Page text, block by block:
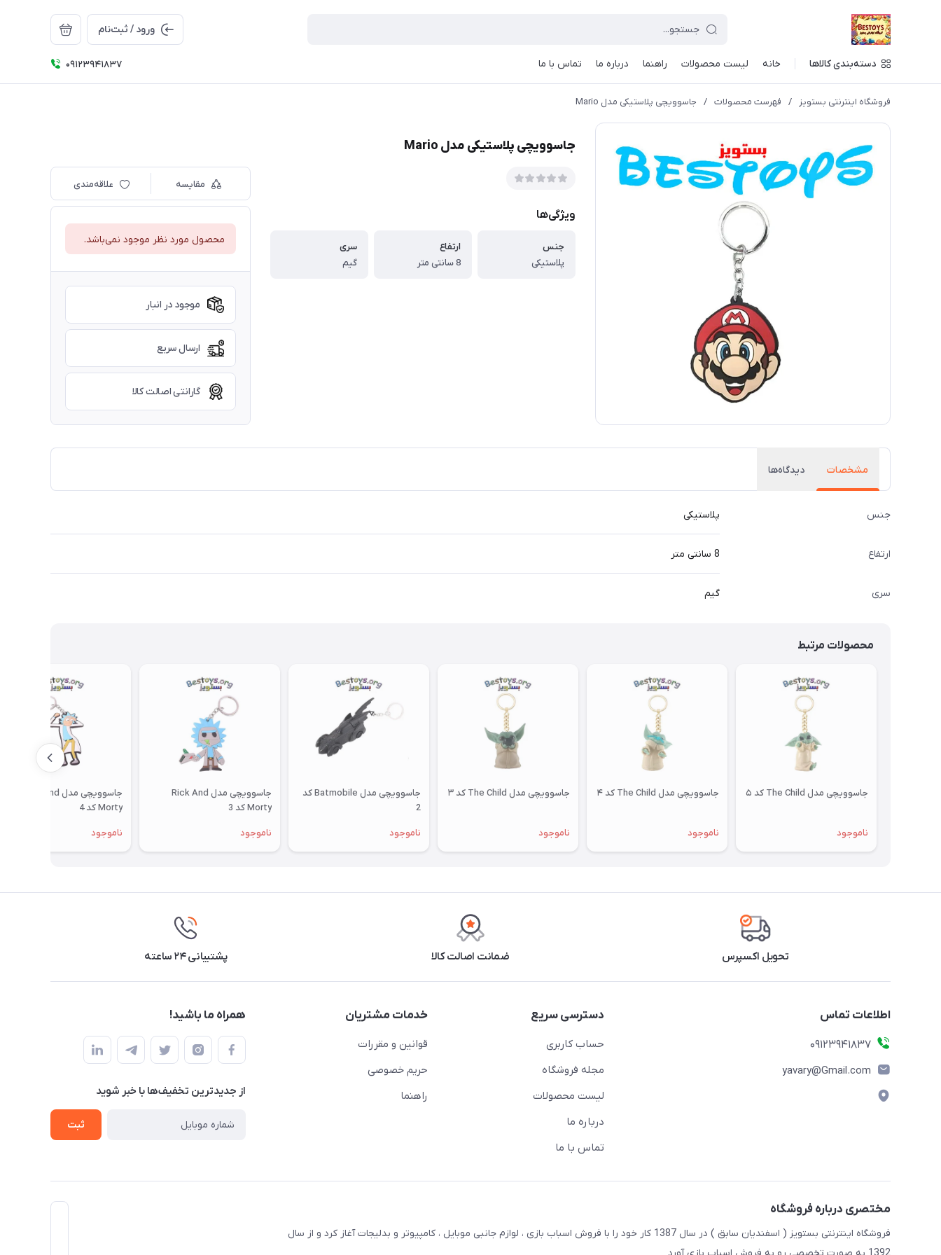
ورود / ثبت‌نام
دسته‌بندی کالاها خانه لیست محصولات راهنما درباره ما تماس با ما 09123941837
فروشگاه اینترنتی بستویز / فهرست محصولات / جاسوویچی پلاستیکی مدل Mario
جاسوویچی پلاستیکی مدل Mario
ویژگی‌ها
جنس
پلاستیکی
ارتفاع
8 سانتی متر
سری
گیم
مقایسه علاقه‌مندی
محصول مورد نظر موجود نمی‌باشد.
موجود در انبار
ارسال سریع
گارانتی اصالت کالا
مشخصات دیدگاه‌ها
جنس پلاستیکی
ارتفاع 8 سانتی متر
سری گیم
محصولات مرتبط
جاسوویچی مدل The Child کد ۵
ناموجود
جاسوویچی مدل The Child کد ۴
ناموجود
جاسوویچی مدل The Child کد ۳
ناموجود
جاسوویچی مدل Batmobile کد
2
ناموجود
جاسوویچی مدل Rick And
Morty کد 3
ناموجود
جاسوویچی مدل Rick And
Morty کد 4
ناموجود
تحویل اکسپرس ضمانت اصالت کالا پشتیبانی ۲۴ ساعته
اطلاعات تماس
09123941837
yavary@Gmail.com
دسترسی سریع
حساب کاربری
مجله فروشگاه
لیست محصولات
درباره ما
تماس با ما
خدمات مشتریان
قوانین و مقررات
حریم خصوصی
راهنما
همراه ما باشید!
از جدید‌ترین تخفیف‌ها با‌ خبر شوید
ثبت
مختصری درباره فروشگاه
فروشگاه اینترنتی بستویز ( اسفندیان سابق ) در سال 1387 کار خود را با فروش اسباب بازی ، لوازم جانبی موبایل ، کامپیوتر و بدلیجات آغاز کرد و از سال